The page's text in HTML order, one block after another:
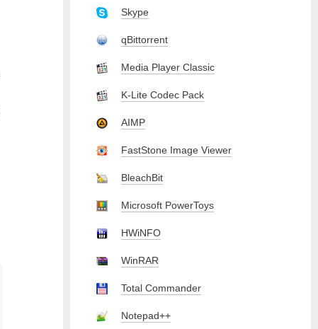
Skype
qBittorrent
Media Player Classic
K-Lite Codec Pack
AIMP
FastStone Image Viewer
BleachBit
Microsoft PowerToys
HWiNFO
WinRAR
Total Commander
Notepad++